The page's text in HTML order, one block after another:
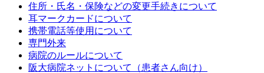
住所・氏名・保険などの変更手続きについて
耳マークカードについて
携帯電話等使用について
専門外来
病院のルールについて
阪大病院ネットについて（患者さん向け）